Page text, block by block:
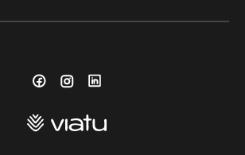
FacebookInstagramLinkedin